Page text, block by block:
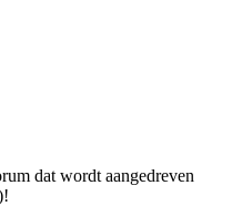
dat wordt aangedreven